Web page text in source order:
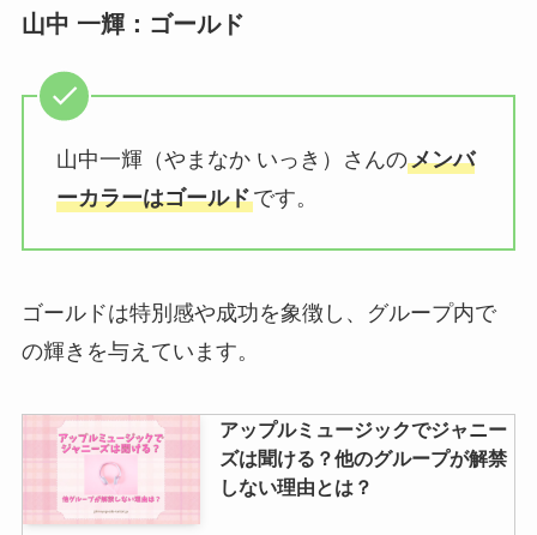
山中 一輝：ゴールド
山中一輝（やまなか いっき）さんのメンバ
ーカラーはゴールドです。
ゴールドは特別感や成功を象徴し、グループ内で
の輝きを与えています。
アップルミュージックでジャニー
ズは聞ける？他のグループが解禁
しない理由とは？